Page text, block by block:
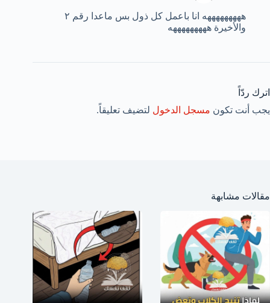
هههههههههه انا باعمل كل ذول بس ماعدا رقم ٢
والأخيرة هههههههههه
اترك ردّاً
يجب أنت تكون مسجل الدخول لتضيف تعليقاً.
مقالات مشابهة